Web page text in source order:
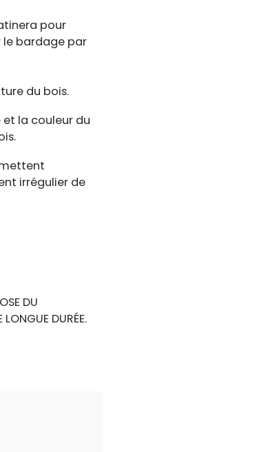
pour
le bardage par
du bois.
la couleur du
irrégulier de
DU
DURÉE.